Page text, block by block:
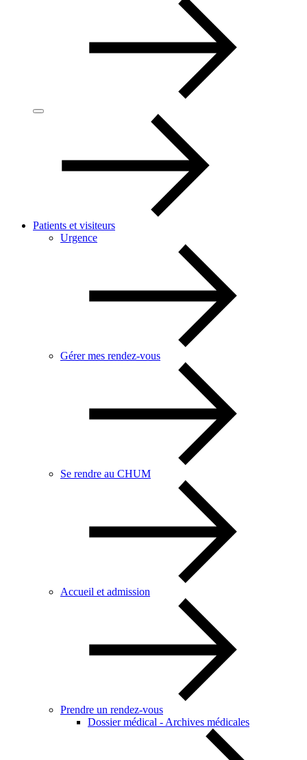
Patients et visiteurs
Urgence
Gérer mes rendez-vous
Se rendre au CHUM
Accueil et admission
Prendre un rendez-vous
Dossier médical - Archives médicales